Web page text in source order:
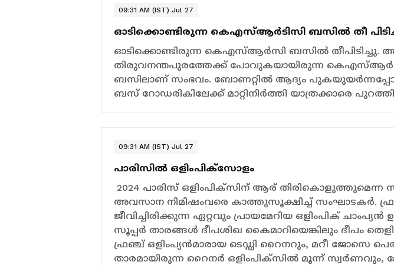
09:31 AM (IST) Jul 27
ഓടിക്കൊണ്ടിരുന്ന കെഎസ്ആര്‍ടിസി ബസിൽ തീ
ഓടിക്കൊണ്ടിരുന്ന കെഎസ്ആര്‍സി ബസിൽ തീപിടിച്ചു.
തിരുവനന്തപുരത്തേക്ക് പോവുകയായിരുന്ന
ബസിലാണ് സംഭവം. ബോണറ്റിൽ ആദ്യം
ബസ് റോഡരികിലേക്ക് മാറ്റിനിര്‍ത്തി യാത്രക്കാരെ
09:31 AM (IST) Jul 27
പാരിസിൽ ഒളിംപിക്സോളം
2024 പാരിസ് ഒളിംപിക്‌സിന് ആര്
അവസാന നിമിഷംവരെ കാത്തുസൂക്ഷിച്ച് സംഘാടകര്‍.
ജീവിച്ചിരിക്കുന്ന ഏറ്റവും പ്രായമേറിയ ഒളിംപിക് ചാംപ്യന്‍
സൂപ്പര്‍ താരങ്ങള്‍ ദീപശിഖ കൈമാറിയെങ്കിലും ദീപം
ഫ്രഞ്ച് ഒളിംപ്യന്‍മാരായ ടെഡ്ഡി റൈനറും, മറീ ജോസെ
താരമായിരുന്ന റൈനര്‍ ഒളിംപിക്‌സില്‍ മൂന്ന് സ്വര്‍ണവും,